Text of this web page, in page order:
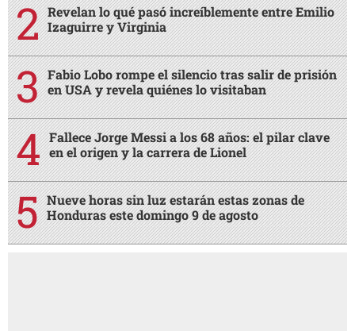
Revelan lo qué pasó increíblemente entre Emilio
Izaguirre y Virginia
Fabio Lobo rompe el silencio tras salir de prisión
en USA y revela quiénes lo visitaban
Fallece Jorge Messi a los 68 años: el pilar clave
en el origen y la carrera de Lionel
Nueve horas sin luz estarán estas zonas de
Honduras este domingo 9 de agosto